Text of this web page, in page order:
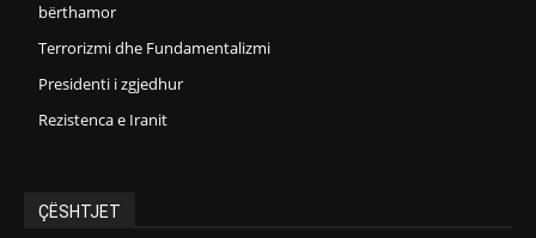
bërthamor
Terrorizmi dhe Fundamentalizmi
Presidenti i zgjedhur
Rezistenca e Iranit
ÇËSHTJET